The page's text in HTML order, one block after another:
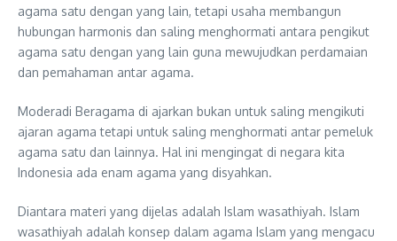
agama satu dengan yang lain, tetapi usaha membangun
hubungan harmonis dan saling menghormati antara pengikut
agama satu dengan yang lain guna mewujudkan perdamaian
dan pemahaman antar agama.
Moderadi Beragama di ajarkan bukan untuk saling mengikuti
ajaran agama tetapi untuk saling menghormati antar pemeluk
agama satu dan lainnya. Hal ini mengingat di negara kita
Indonesia ada enam agama yang disyahkan.
Diantara materi yang dijelas adalah Islam wasathiyah. Islam
wasathiyah adalah konsep dalam agama Islam yang mengacu